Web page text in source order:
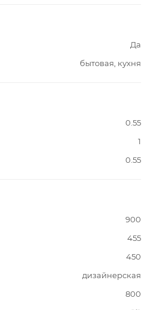
Да
бытовая, кухня
0.55
1
0.55
900
455
450
дизайнерская
800